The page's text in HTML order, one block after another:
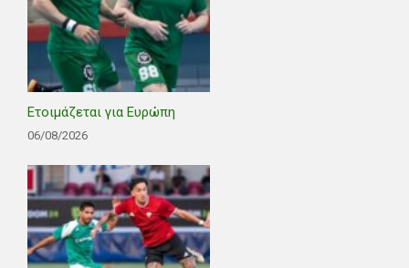
Ετοιμάζεται για Ευρώπη
06/08/2026